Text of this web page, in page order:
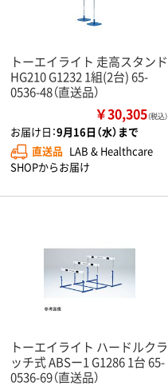
トーエイライト 走高スタンド
HG210 G1232 1組(2台) 65-
0536-48（直送品）
￥30,305（税込）
お届け日：9月16日（水）まで
直送品 LAB & Healthcare
SHOPからお届け
トーエイライト ハードルクラ
ッチ式 ABSー1 G1286 1台 65-
0536-69（直送品）